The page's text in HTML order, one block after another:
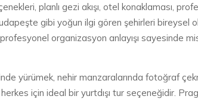
planlı gezi akışı, otel konaklaması,
gibi yoğun ilgi gören şehirleri bireysel
organizasyon anlayışı sayesinde
yürümek, nehir manzaralarında fotoğraf
için ideal bir yurtdışı tur seçeneğidir.